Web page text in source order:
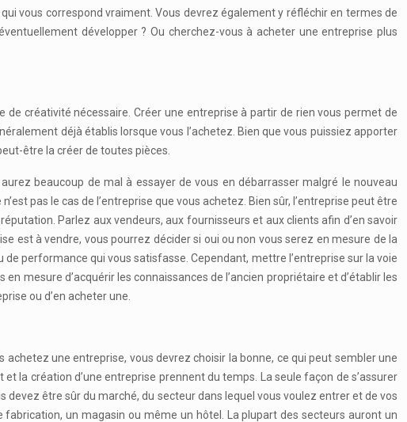
vous correspond vraiment. Vous devrez également y réfléchir en termes de
développer ? Ou cherchez-vous à acheter une entreprise plus
de créativité nécessaire. Créer une entreprise à partir de rien vous permet de
déjà établis lorsque vous l’achetez. Bien que vous puissiez apporter
être la créer de toutes pièces.
beaucoup de mal à essayer de vous en débarrasser malgré le nouveau
pas le cas de l’entreprise que vous achetez. Bien sûr, l’entreprise peut être
Parlez aux vendeurs, aux fournisseurs et aux clients afin d’en savoir
est à vendre, vous pourrez décider si oui ou non vous serez en mesure de la
performance qui vous satisfasse. Cependant, mettre l’entreprise sur la voie
mesure d’acquérir les connaissances de l’ancien propriétaire et d’établir les
ou d’en acheter une.
une entreprise, vous devrez choisir la bonne, ce qui peut sembler une
la création d’une entreprise prennent du temps. La seule façon de s’assurer
devez être sûr du marché, du secteur dans lequel vous voulez entrer et de vos
un magasin ou même un hôtel. La plupart des secteurs auront un